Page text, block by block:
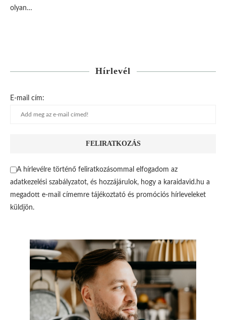
olyan…
Hírlevél
E-mail cím:
A hírlevélre történő feliratkozásommal elfogadom az
adatkezelési szabályzatot, és hozzájárulok, hogy a karaidavid.hu a
megadott e-mail címemre tájékoztató és promóciós hírleveleket
küldjön.